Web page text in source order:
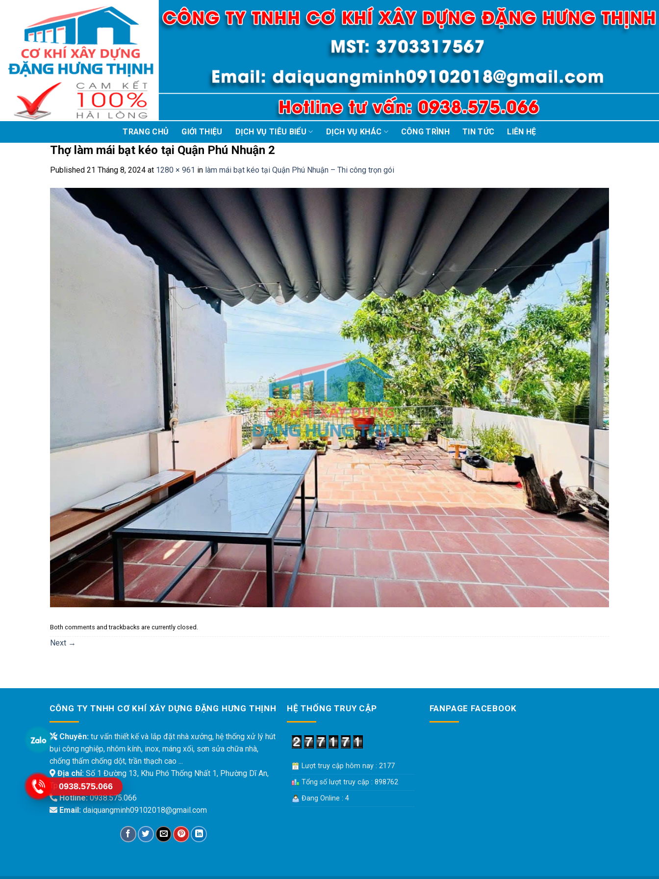
content
TRANG CHỦ GIỚI THIỆU DỊCH VỤ TIÊU BIỂU DỊCH VỤ KHÁC CÔNG TRÌNH TIN TỨC LIÊN HỆ
Thợ làm mái bạt kéo tại Quận Phú Nhuận 2
Published 21 Tháng 8, 2024 at 1280 × 961 in làm mái bạt kéo tại Quận Phú Nhuận – Thi công trọn gói
Both comments and trackbacks are currently closed.
Next →
CÔNG TY TNHH CƠ KHÍ XÂY DỰNG ĐẶNG HƯNG THỊNH
Chuyên:tư vấn thiết kế và lắp đặt nhà xưởng, hệ thống xử lý hút
bụi công nghiệp, nhôm kính, inox, máng xối, sơn sửa chữa nhà,
chống thấm chống dột, trần thạch cao ...
Địa chỉ:Số 1 Đường 13, Khu Phó Thống Nhất 1, Phường Dĩ An,
Tp. Hồ Chí Minh
Hotline:0938.575.066
Email:daiquangminh09102018@gmail.com
HỆ THỐNG TRUY CẬP
Lượt truy cập hôm nay : 2177
Tổng số lượt truy cập : 898762
Đang Online : 4
FANPAGE FACEBOOK
0938.575.066